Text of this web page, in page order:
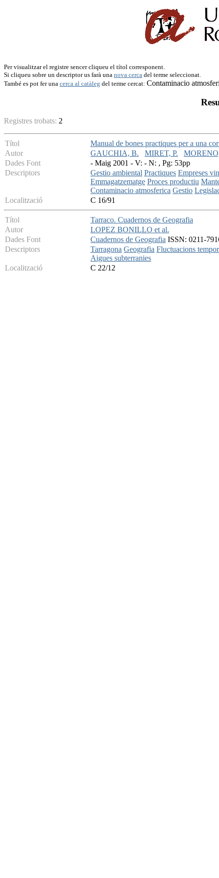
Per visualitzar el registre sencer cliqueu el títol corresponent.
Si cliqueu sobre un descriptor us farà una nova cerca del terme seleccionat.
També es pot fer una cerca al catàleg del terme cercat: Contaminacio
Registres trobats: 2
Títol
Manual de bones practiques per a una
Autor
GAUCHIA, B. MIRET, P.
Dades Font
- Maig 2001 - V: - N: , Pg: 53pp
Descriptors
Gestio ambiental Practiques Empreses
Emmagatzematge Proces productiu
Contaminacio atmosferica Gestio
Localització
C 16/91
Títol
Tarraco. Cuadernos de Geografia
Autor
LOPEZ BONILLO et al.
Dades Font
Cuadernos de Geografia ISSN: 0211-
Descriptors
Tarragona Geografia Fluctuacions
Aigues subterranies
Localització
C 22/12